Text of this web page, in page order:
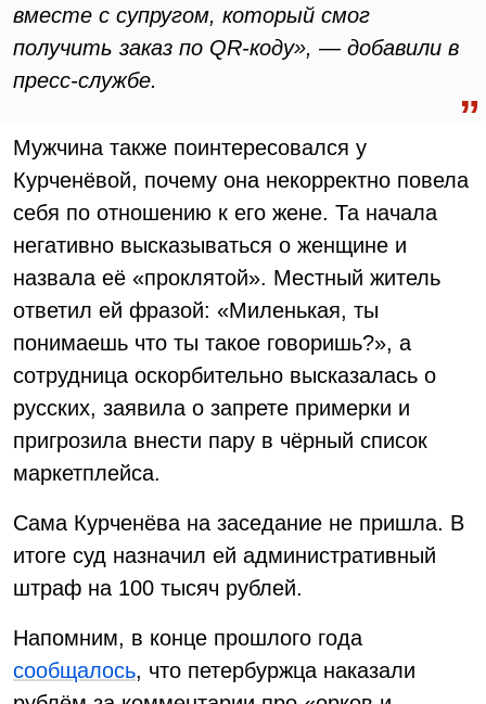
вместе с супругом, который смог
получить заказ по QR-коду», — добавили в
пресс-службе.
Мужчина также поинтересовался у
Курченёвой, почему она некорректно повела
себя по отношению к его жене. Та начала
негативно высказываться о женщине и
назвала её «проклятой». Местный житель
ответил ей фразой: «Миленькая, ты
понимаешь что ты такое говоришь?», а
сотрудница оскорбительно высказалась о
русских, заявила о запрете примерки и
пригрозила внести пару в чёрный список
маркетплейса.
Сама Курченёва на заседание не пришла. В
итоге суд назначил ей административный
штраф на 100 тысяч рублей.
Напомним, в конце прошлого года
сообщалось, что петербуржца наказали